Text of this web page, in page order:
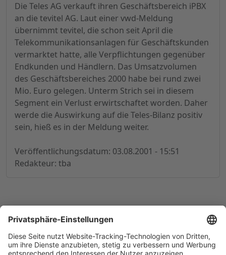
Die Teles AG verkauft ihren Geschäftsbereich iPBX
an die tevitel AG. Laut einer vwd-Meldung
übernimmt tevitel, die schon seit April die
Telekommunikationsanlagen für Geschäftskunden
vermarktet hatte, alle Verpflichtungen gegenüber
Endkunden und Händlern. Das Umsatzvolumen
des Geschäftsbereiches 2000 habe bei rund zwei
Mio. Euro gelegen. Unterm Strich sei in diesem
Segment ein Verlust erwirtschaftet worden. Daher
werde die Auswirkung auf die Teles-Bilanz positiv
sein, hieß es in der Meldung weiter.
Veröffentlichungsdatum: 03.08.2001 - 15:51
Redakteur: tba
© 1998-2026by GSC Research GmbH
Datenschutz